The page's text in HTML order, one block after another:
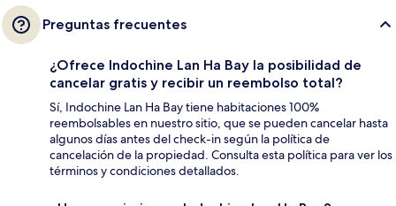
Preguntas frecuentes
¿Ofrece Indochine Lan Ha Bay la posibilidad de
cancelar gratis y recibir un reembolso total?
Sí, Indochine Lan Ha Bay tiene habitaciones 100%
reembolsables en nuestro sitio, que se pueden cancelar hasta
algunos días antes del check-in según la política de
cancelación de la propiedad. Consulta esta política para ver los
términos y condiciones detallados.